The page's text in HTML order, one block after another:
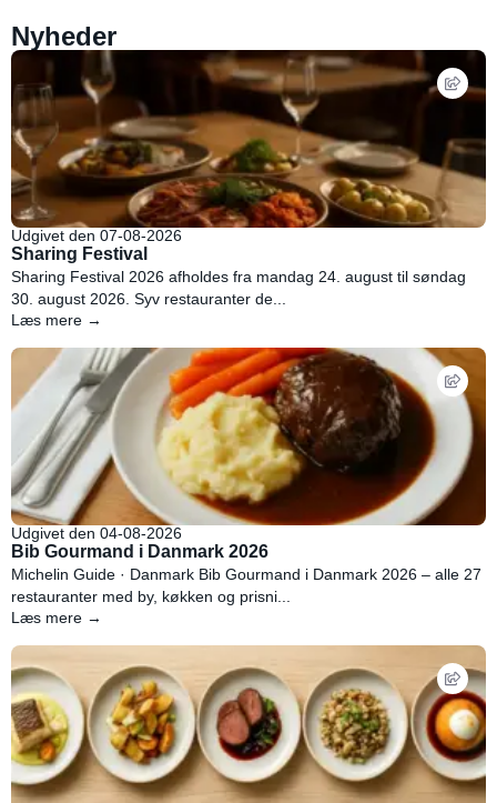
Nyheder
Udgivet den 07-08-2026
Sharing Festival
Sharing Festival 2026 afholdes fra mandag 24. august til søndag
30. august 2026. Syv restauranter de...
Læs mere →
Udgivet den 04-08-2026
Bib Gourmand i Danmark 2026
Michelin Guide · Danmark Bib Gourmand i Danmark 2026 – alle 27
restauranter med by, køkken og prisni...
Læs mere →